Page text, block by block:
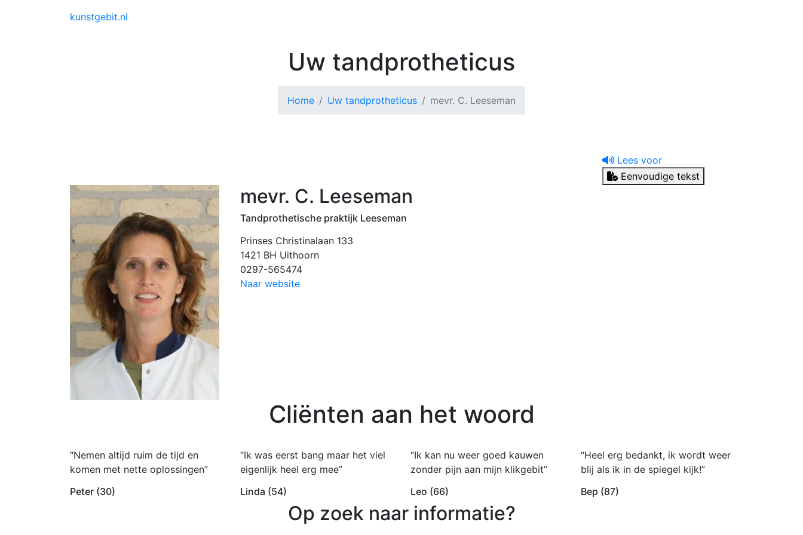
kunstgebit.nl
Uw tandprotheticus
Home Uw tandprotheticus mevr. C. Leeseman
Lees voor
Eenvoudige tekst
mevr. C. Leeseman
Tandprothetische praktijk Leeseman
Prinses Christinalaan 133
1421 BH Uithoorn
0297-565474
Naar website
Cliënten aan het woord
“Nemen altijd ruim de tijd en
komen met nette oplossingen”
Peter (30)
“Ik was eerst bang maar het viel
eigenlijk heel erg mee”
Linda (54)
“Ik kan nu weer goed kauwen
zonder pijn aan mijn klikgebit”
Leo (66)
“Heel erg bedankt, ik wordt weer
blij als ik in de spiegel kijk!”
Bep (87)
Op zoek naar informatie?